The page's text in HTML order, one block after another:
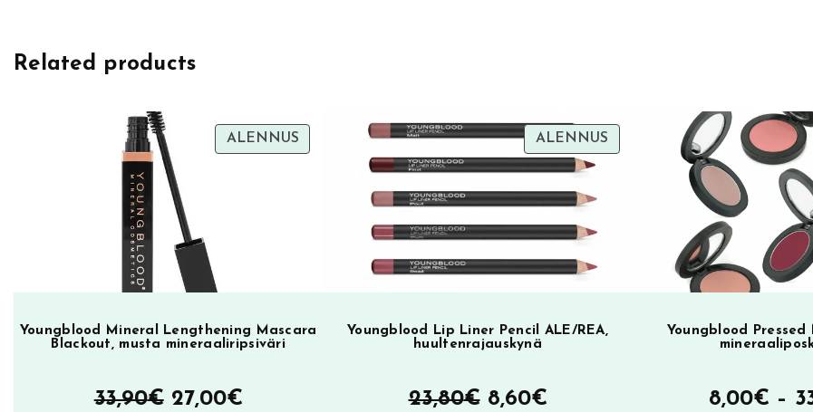
Related products
ALENNUSTUOTE
ALENNUKSESSA
Youngblood Mineral Lengthening Mascara
Blackout, musta mineraaliripsiväri
33,90€ Alkuperäinen
27,00€Nykyinen
ALENNUSTUOTE
ALENNUKSESSA
Youngblood Lip Liner Pencil ALE/REA,
huultenrajauskynä
23,80€ Alkuperäinen
8,60€Nykyinen
Youngblood Pressed
8,00€ –